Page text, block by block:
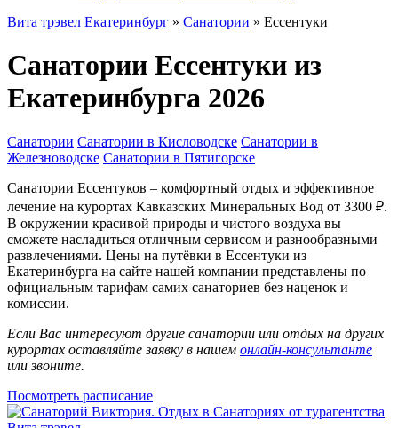
Вита трэвел Екатеринбург » Санатории » Ессентуки
Санатории Ессентуки из
Екатеринбурга 2026
Санатории Санатории в Кисловодске Санатории в
Железноводске Санатории в Пятигорске
Санатории Ессентуков – комфортный отдых и эффективное
лечение на курортах Кавказских Минеральных Вод от 3300 ₽.
В окружении красивой природы и чистого воздуха вы
сможете насладиться отличным сервисом и разнообразными
развлечениями. Цены на путёвки в Ессентуки из
Екатеринбурга на сайте нашей компании представлены по
официальным тарифам самих санаториев без наценок и
комиссии.
Если Вас интересуют другие санатории или отдых на других
курортах оставляйте заявку в нашем онлайн-консультанте
или звоните.
Посмотреть расписание